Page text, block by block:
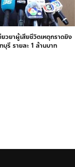
ยวยาผู้เสียชีวิตเหตุกราดยิง
บุรี รายละ 1 ล้านบาท